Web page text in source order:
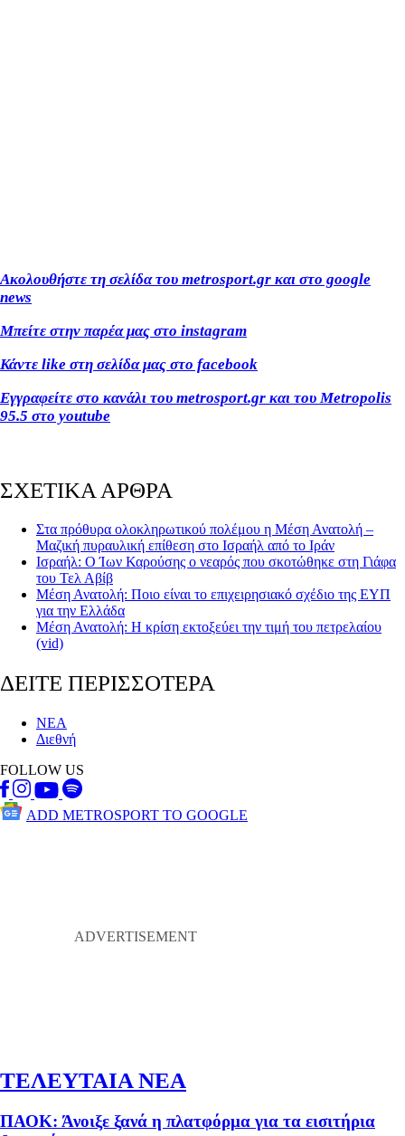
Ακολουθήστε τη σελίδα του metrosport.gr και στο google
news
Μπείτε στην παρέα μας στο instagram
Κάντε like στη σελίδα μας στο facebook
Εγγραφείτε στο κανάλι του metrosport.gr και του Metropolis
95.5 στο youtube
ΣΧΕΤΙΚΑ ΑΡΘΡΑ
Στα πρόθυρα ολοκληρωτικού πολέμου η Μέση Ανατολή –
Μαζική πυραυλική επίθεση στο Ισραήλ από το Ιράν
Ισραήλ: Ο Ίων Καρούσης ο νεαρός που σκοτώθηκε στη Γιάφα
του Τελ Αβίβ
Μέση Ανατολή: Ποιο είναι το επιχειρησιακό σχέδιο της ΕΥΠ
για την Ελλάδα
Μέση Ανατολή: H κρίση εκτοξεύει την τιμή του πετρελαίου
(vid)
ΔΕΙΤΕ ΠΕΡΙΣΣΟΤΕΡΑ
ΝΕΑ
Διεθνή
FOLLOW US
ADD METROSPORT TO GOOGLE
ΤΕΛΕΥΤΑΙΑ ΝΕΑ
ΠΑΟΚ: Άνοιξε ξανά η πλατφόρμα για τα εισιτήρια